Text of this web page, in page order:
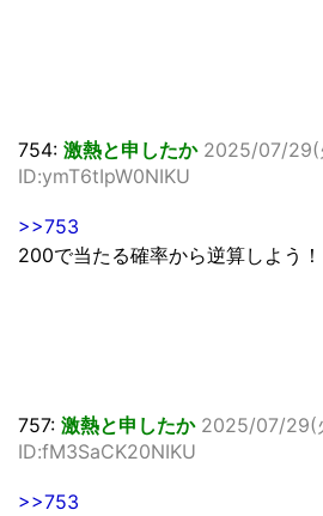
754: 激熱と申したか 2025/07/
ID:ymT6tIpW0NIKU
>>753
200で当たる確率から逆算しよう！
757: 激熱と申したか 2025/07/29(
ID:fM3SaCK20NIKU
>>753